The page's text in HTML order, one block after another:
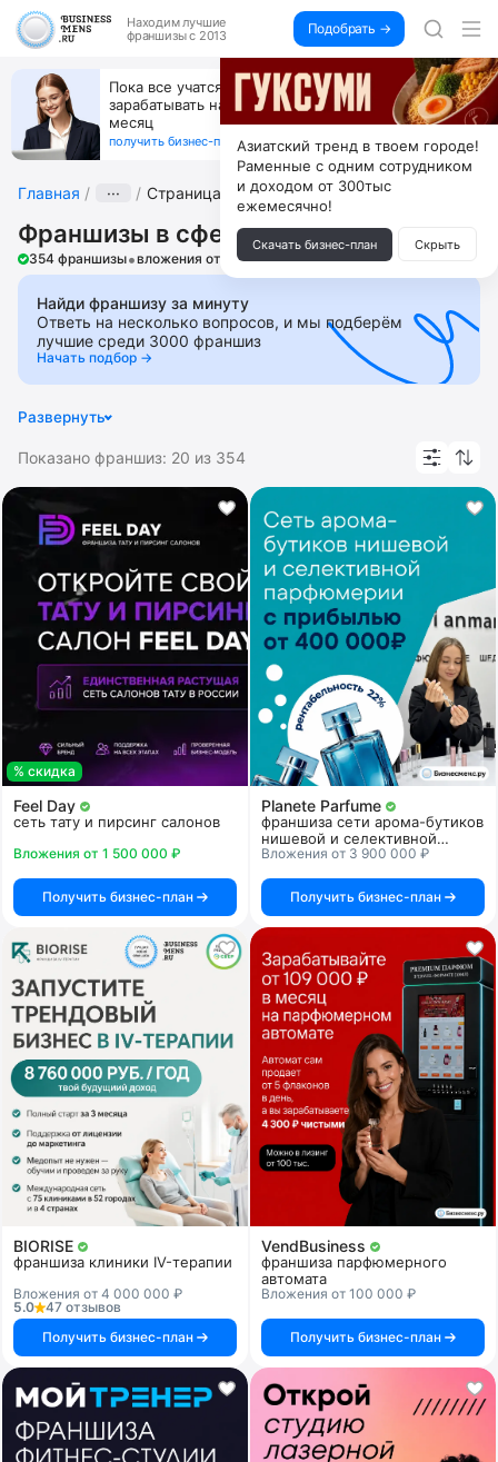
Находим лучшие
франшизы с 2013
Подобрать →
Пока все учатся пользоваться ИИ, вы можете
зарабатывать на их обучении по 500 тыс. каждый
месяц
получить бизнес-план ↓
Главная ··· Страница 3
Франшизы в сфере услуг красоты
354 франшизы•вложения от 27 000 ₽
Найди франшизу за минуту
Ответь на несколько вопросов, и мы подберём
лучшие среди 3000 франшиз
Начать подбор →
SPA Аптека
Развернуть
Показано франшиз: 20 из 354
% скидка
Feel Day
сеть тату и пирсинг салонов
Вложения от 1 500 000 ₽
Получить бизнес-план
Planete Parfume
франшиза сети арома-бутиков
нишевой и селективной
парфюмерии
Вложения от 3 900 000 ₽
Получить бизнес-план
BIORISE
франшиза клиники IV-терапии
Вложения от 4 000 000 ₽
5.0
47 отзывов
Получить бизнес-план
VendBusiness
франшиза парфюмерного
автомата
Вложения от 100 000 ₽
Получить бизнес-план
Азиатский тренд в твоем городе!
Раменные с одним сотрудником
и доходом от 300тыс
ежемесячно!
Скачать бизнес-план Скрыть